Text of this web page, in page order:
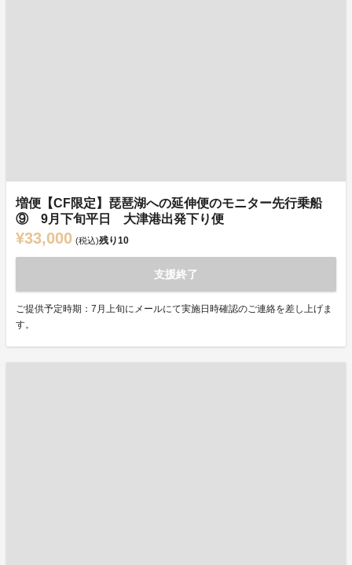
増便【CF限定】琵琶湖への延伸便のモニター先行乗船
⑨ 9月下旬平日 大津港出発下り便
¥33,000 (税込)残り10
支援終了
ご提供予定時期：7月上旬にメールにて実施日時確認のご連絡を差し上げま
す。